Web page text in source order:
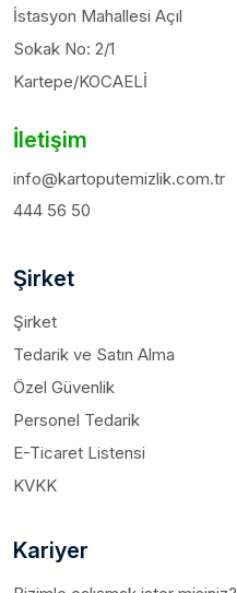
İstasyon Mahallesi Açıl
Sokak No: 2/1
Kartepe/KOCAELİ
İletişim
info@kartoputemizlik.com.tr
444 56 50
Şirket
Şirket
Tedarik ve Satın Alma
Özel Güvenlik
Personel Tedarik
E-Ticaret Listensi
KVKK
Kariyer